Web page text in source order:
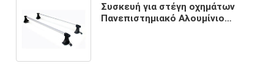
Συσκευή για στέγη οχημάτων
Πανεπιστημιακό Αλουμίνιο